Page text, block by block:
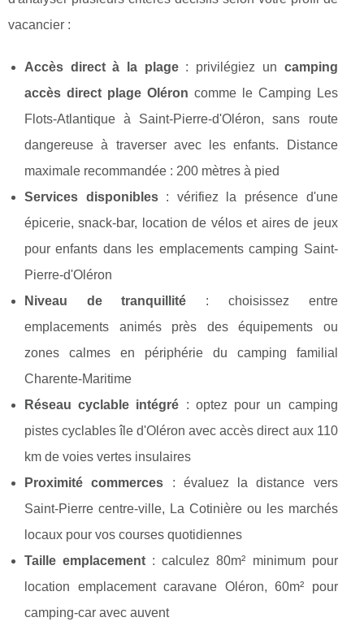
vacancier :
Accès direct à la plage: privilégiez un camping
accès direct plage Oléron comme le Camping Les
Flots-Atlantique à Saint-Pierre-d'Oléron, sans route
dangereuse à traverser avec les enfants. Distance
maximale recommandée : 200 mètres à pied
Services disponibles: vérifiez la présence d'une
épicerie, snack-bar, location de vélos et aires de jeux
pour enfants dans les emplacements camping Saint-
Pierre-d'Oléron
Niveau de tranquillité : choisissez entre
emplacements animés près des équipements ou
zones calmes en périphérie du camping familial
Charente-Maritime
Réseau cyclable intégré : optez pour un camping
pistes cyclables île d'Oléron avec accès direct aux 110
km de voies vertes insulaires
Proximité commerces : évaluez la distance vers
Saint-Pierre centre-ville, La Cotinière ou les marchés
locaux pour vos courses quotidiennes
Taille emplacement : calculez 80m² minimum pour
location emplacement caravane Oléron, 60m² pour
camping-car avec auvent